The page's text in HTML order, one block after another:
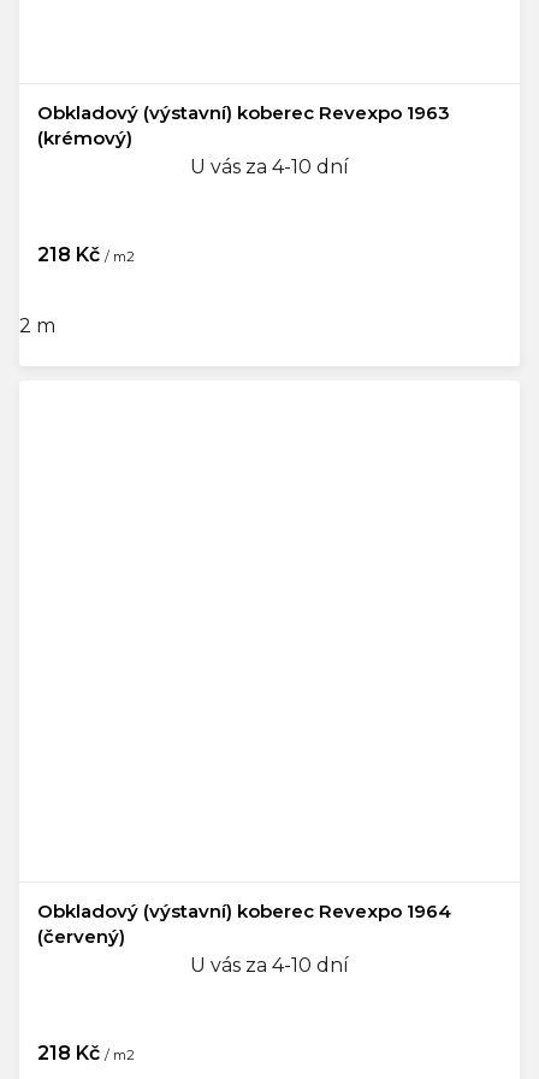
Obkladový (výstavní) koberec Revexpo 1963
(krémový)
U vás za 4-10 dní
218 Kč / m2
2 m
Obkladový (výstavní) koberec Revexpo 1964
(červený)
U vás za 4-10 dní
218 Kč / m2